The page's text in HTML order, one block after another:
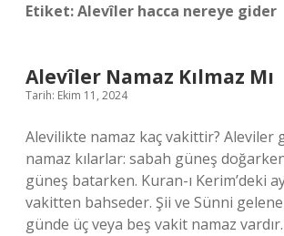
Etiket:Alevîler hacca nereye gider
Alevîler Namaz Kılmaz Mı
Tarih: Ekim 11, 2024
Alevilikte namaz kaç vakittir? Aleviler
namaz kılarlar: sabah güneş
güneş batarken. Kuran-ı Kerim’deki
vakitten bahseder. Şii ve Sünni
günde üç veya beş vakit namaz